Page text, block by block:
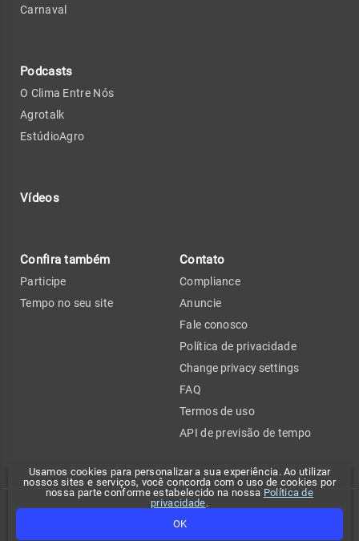
Usamos cookies para personalizar a sua experiência. Ao utilizar
nossos sites e serviços, você concorda com o uso de cookies por
nossa parte conforme estabelecido na nossa Política de
privacidade.
OK
Carnaval
Podcasts
O Clima Entre Nós
Agrotalk
EstúdioAgro
Vídeos
Confira também
Participe
Tempo no seu site
Contato
Compliance
Anuncie
Fale conosco
Política de privacidade
Change privacy settings
FAQ
Termos de uso
API de previsão de tempo
Copyright 2026 - Climatempo. Todos os direitos reservados.